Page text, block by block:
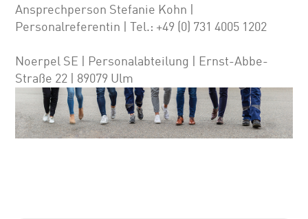
Ansprechperson Stefanie Kohn |
Personalreferentin | Tel.: +49 (0) 731 4005 1202
Noerpel SE | Personalabteilung | Ernst-Abbe-
Straße 22 | 89079 Ulm